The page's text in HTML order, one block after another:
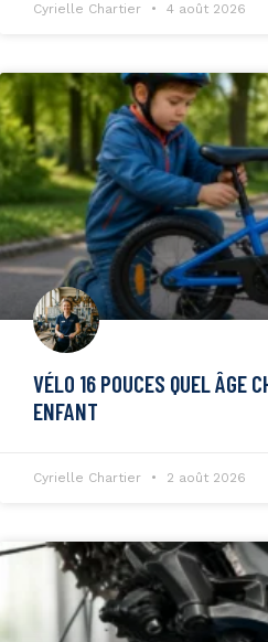
Cyrielle Chartier 4 août 2026
VÉLO 16 POUCES QUEL ÂGE
ENFANT
Cyrielle Chartier 2 août 2026